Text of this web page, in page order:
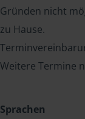
Gründen nicht
zu Hause.
Weitere Termine
Sprachen